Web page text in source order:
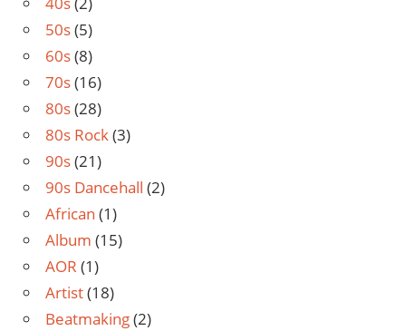
50s(5)
60s(8)
70s(16)
80s(28)
80s Rock(3)
90s(21)
90s Dancehall (2)
African (1)
Album (15)
AOR (1)
Artist(18)
Beatmaking(2)